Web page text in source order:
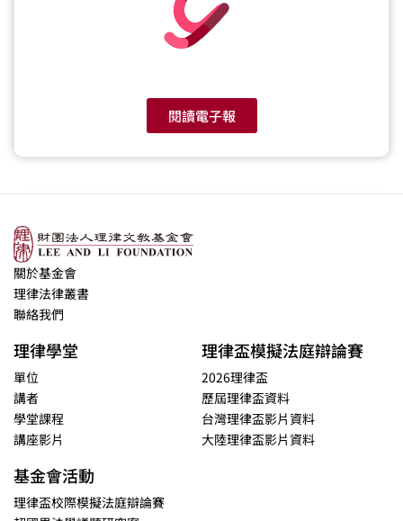
閱讀電子報
關於基金會
理律法律叢書
聯絡我們
理律學堂
單位
講者
學堂課程
講座影片
理律盃模擬法庭辯論賽
2026理律盃
歷屆理律盃資料
台灣理律盃影片資料
大陸理律盃影片資料
基金會活動
理律盃校際模擬法庭辯論賽